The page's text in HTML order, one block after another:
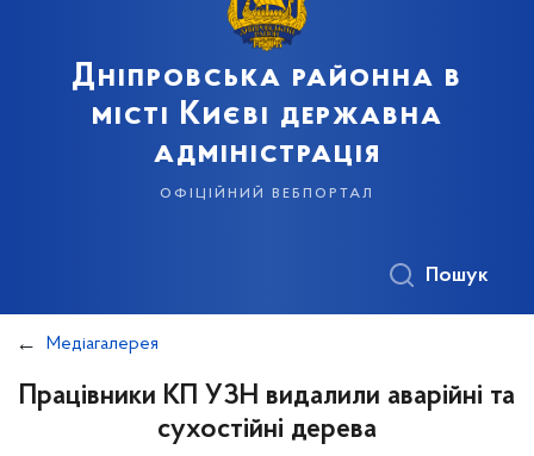
Дніпровська районна в
місті Києві державна
адміністрація
офіційний вебпортал
Пошук
Медіагалерея
Працівники КП УЗН видалили аварійні та
сухостійні дерева